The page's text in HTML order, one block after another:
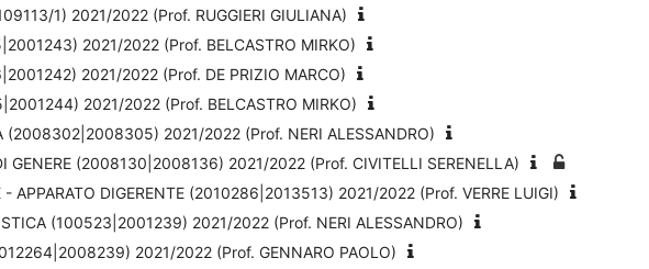
1) 2021/2022 (Prof. RUGGIERI GIULIANA)
2021/2022 (Prof. BELCASTRO MIRKO)
2021/2022 (Prof. DE PRIZIO MARCO)
2021/2022 (Prof. BELCASTRO MIRKO)
(2008302|2008305) 2021/2022 (Prof. NERI ALESSANDRO)
GENERE (2008130|2008136) 2021/2022 (Prof. CIVITELLI SERENELLA)
- APPARATO DIGERENTE (2010286|2013513) 2021/2022 (Prof. VERRE LUIGI)
(100523|2001239) 2021/2022 (Prof. NERI ALESSANDRO)
2021/2022 (Prof. GENNARO PAOLO)